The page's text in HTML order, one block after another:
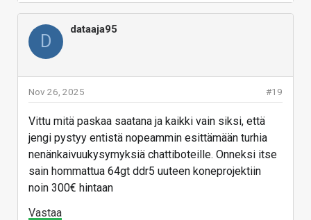
olla mahdoton paikka.
Lisäksi...nyt mustan perjantain tienoilla varmaan
jo krypto-buumin aikaista saatavuusongelmaa.
Plus hinnat tulee raketoimaan niissäkin.
D
dataaja95
#19
Nov 26, 2025
Vittu mitä paskaa saatana ja kaikki vain siksi, että
jengi pystyy entistä nopeammin esittämään turhia
nenänkaivuukysymyksiä chattiboteille. Onneksi itse
sain hommattua 64gt ddr5 uuteen koneprojektiin
noin 300€ hintaan
Vastaa